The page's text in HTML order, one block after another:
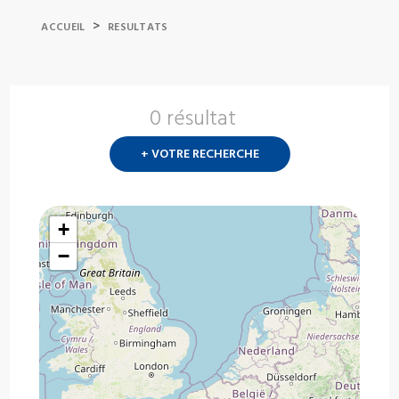
ACCUEIL > RESULTATS
0 résultat
+ VOTRE RECHERCHE
+
−